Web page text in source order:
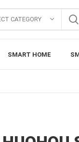
CATEGORY
SMART HOME